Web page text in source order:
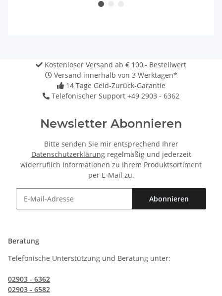
Kostenloser Versand ab € 100,- Bestellwert
Versand innerhalb von 3 Werktagen*
14 Tage Geld-Zurück-Garantie
Telefonischer Support +49 2903 - 6362
Newsletter Abonnieren
Bitte senden Sie mir entsprechend Ihrer
Datenschutzerklärungregelmäßig und jederzeit
widerruflich Informationen zu Ihrem Produktsortiment
per E-Mail zu.
Abonnieren
Beratung
Telefonische Unterstützung und Beratung unter:
02903 - 6362
02903 - 6582